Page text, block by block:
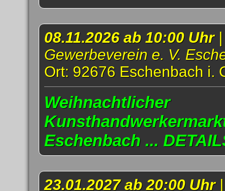
08.11.2026 ab 10:00 Uhr |
Gewerbeverein e. V.
Ort: 92676 Eschenbach i.
Weihnachtlicher
Eschenbach ...
23.01.2027 ab 20:00 Uhr